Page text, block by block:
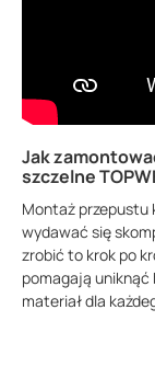
Jak
szczelne
Montaż przepustu
wydawać się
zrobić to krok po
pomagają uniknąć
materiał dla